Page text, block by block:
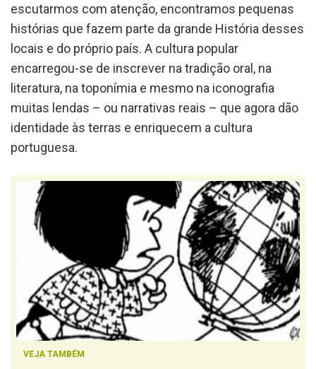
escutarmos com atenção, encontramos pequenas
histórias que fazem parte da grande História desses
locais e do próprio país. A cultura popular
encarregou-se de inscrever na tradição oral, na
literatura, na toponímia e mesmo na iconografia
muitas lendas – ou narrativas reais – que agora dão
identidade às terras e enriquecem a cultura
portuguesa.
VEJA TAMBÉM